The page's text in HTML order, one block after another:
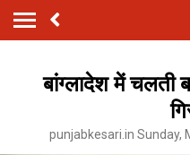
बांग्लादेश में चलती
punjabkesari.in Sunday,